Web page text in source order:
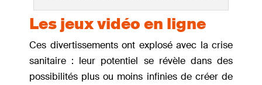
Les jeux vidéo en ligne
Ces divertissements ont explosé avec la crise
sanitaire : leur potentiel se révèle dans des
possibilités plus ou moins infinies de créer de